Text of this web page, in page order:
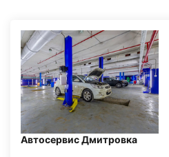
Автосервис Дмитровка